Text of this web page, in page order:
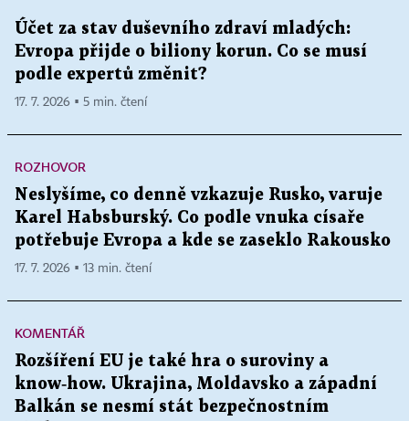
Účet za stav duševního zdraví mladých:
Evropa přijde o biliony korun. Co se musí
podle expertů změnit?
17. 7. 2026 ▪ 5 min. čtení
ROZHOVOR
Neslyšíme, co denně vzkazuje Rusko, varuje
Karel Habsburský. Co podle vnuka císaře
potřebuje Evropa a kde se zaseklo Rakousko
17. 7. 2026 ▪ 13 min. čtení
KOMENTÁŘ
Rozšíření EU je také hra o suroviny a
know‑how. Ukrajina, Moldavsko a západní
Balkán se nesmí stát bezpečnostním